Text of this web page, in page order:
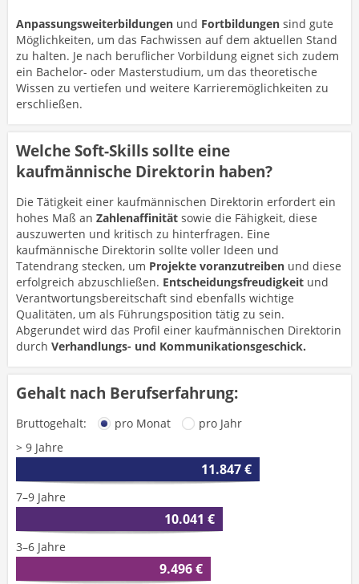
Anpassungsweiterbildungen und Fortbildungen sind gute
Möglichkeiten, um das Fachwissen auf dem aktuellen Stand
zu halten. Je nach beruflicher Vorbildung eignet sich zudem
ein Bachelor- oder Masterstudium, um das theoretische
Wissen zu vertiefen und weitere Karrieremöglichkeiten zu
erschließen.
Welche Soft-Skills sollte eine
kaufmännische Direktorin haben?
Die Tätigkeit einer kaufmännischen Direktorin erfordert ein
hohes Maß an Zahlenaffinität sowie die Fähigkeit, diese
auszuwerten und kritisch zu hinterfragen. Eine
kaufmännische Direktorin sollte voller Ideen und
Tatendrang stecken, um Projekte voranzutreiben und diese
erfolgreich abzuschließen. Entscheidungsfreudigkeit und
Verantwortungsbereitschaft sind ebenfalls wichtige
Qualitäten, um als Führungsposition tätig zu sein.
Abgerundet wird das Profil einer kaufmännischen Direktorin
durch Verhandlungs- und Kommunikationsgeschick.
Gehalt nach Berufserfahrung:
Bruttogehalt: pro Monat
pro Jahr
> 9 Jahre
11.847 €
7–9 Jahre
10.041 €
3–6 Jahre
9.496 €